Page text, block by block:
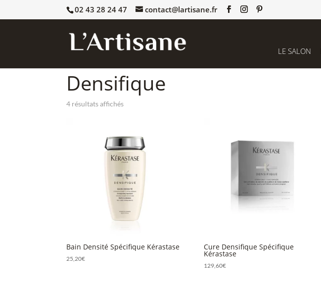
02 43 28 24 47 contact@lartisane.fr
LE SALON
Densifique
4 résultats affichés
Bain Densité Spécifique Kérastase
25,20€
Cure Densifique Spécifique
Kérastase
129,60€